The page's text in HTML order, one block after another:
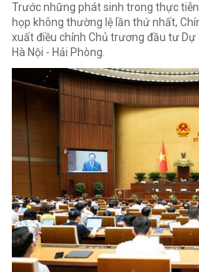
Trước những phát sinh trong thực
họp không thường lệ lần thứ nhất,
xuất điều chỉnh Chủ trương đầu tư
Hà Nội - Hải Phòng.